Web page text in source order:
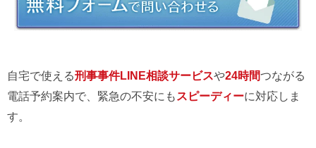
自宅で使える刑事事件LINE相談サービスや24時間つながる
電話予約案内で、緊急の不安にも スピーディーに対応しま
す。